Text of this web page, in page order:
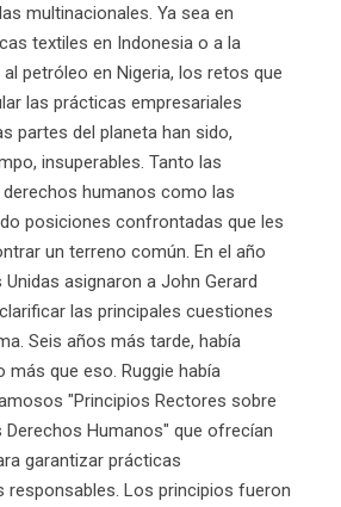
multinacionales. Ya sea en
textiles en Indonesia o a la
petróleo en Nigeria, los retos que
las prácticas empresariales
partes del planeta han sido,
insuperables. Tanto las
humanos como las
posiciones confrontadas que les
un terreno común. En el año
asignaron a John Gerard
las principales cuestiones
Seis años más tarde, había
que eso. Ruggie había
"Principios Rectores sobre
Derechos Humanos" que ofrecían
garantizar prácticas
responsables. Los principios fueron